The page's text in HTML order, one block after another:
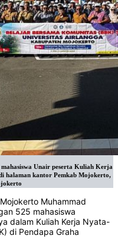
Unair peserta Kuliah Kerja
halaman kantor Pemkab Mojokerto,
Muhammad
525 mahasiswa
dalam Kuliah Kerja Nyata-
di Pendapa Graha